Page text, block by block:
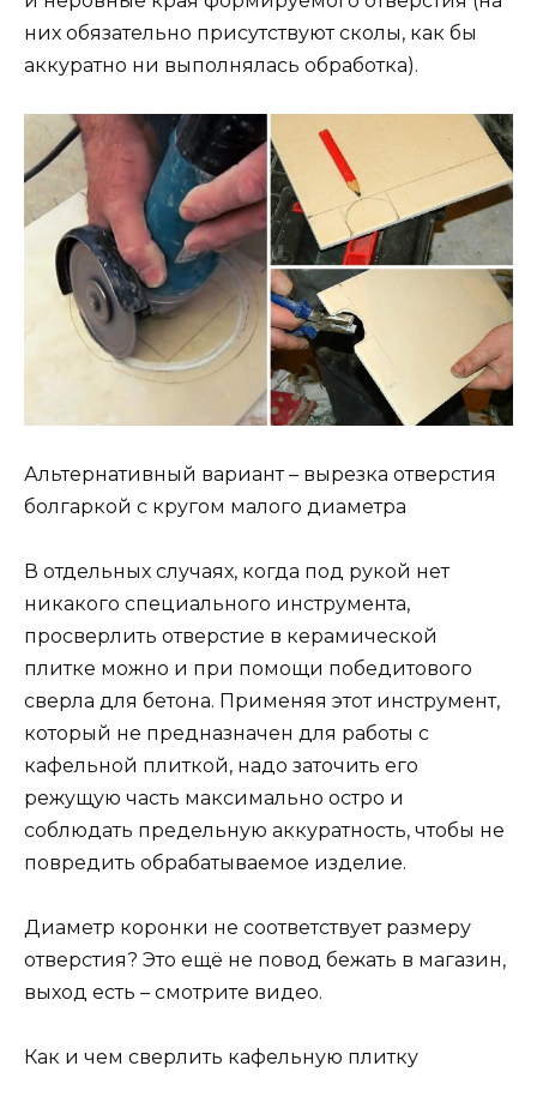
них обязательно присутствуют сколы, как бы
аккуратно ни выполнялась обработка).
Альтернативный вариант – вырезка отверстия
болгаркой с кругом малого диаметра
В отдельных случаях, когда под рукой нет
никакого специального инструмента,
просверлить отверстие в керамической
плитке можно и при помощи победитового
сверла для бетона. Применяя этот инструмент,
который не предназначен для работы с
кафельной плиткой, надо заточить его
режущую часть максимально остро и
соблюдать предельную аккуратность, чтобы не
повредить обрабатываемое изделие.
Диаметр коронки не соответствует размеру
отверстия? Это ещё не повод бежать в магазин,
выход есть – смотрите видео.
Как и чем сверлить кафельную плитку